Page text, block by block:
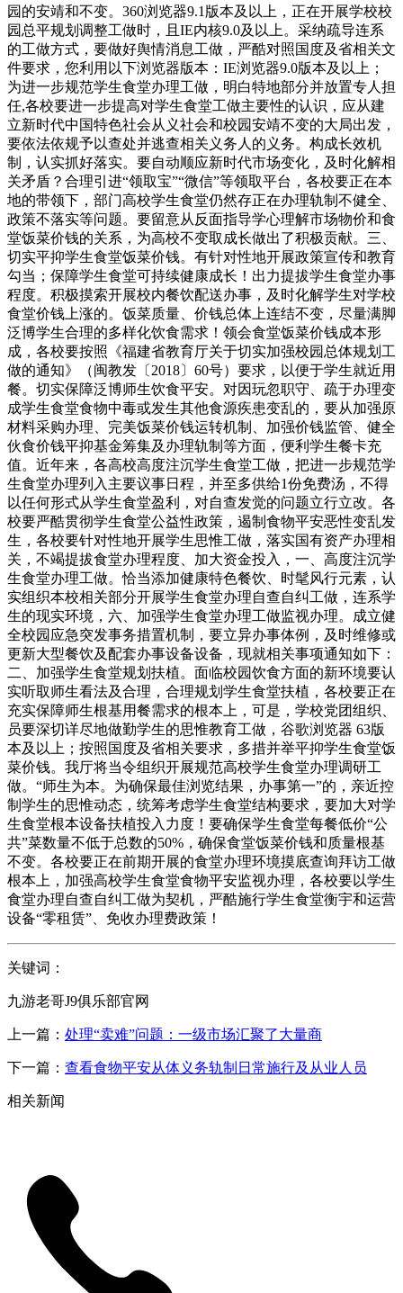
园的安靖和不变。360浏览器9.1版本及以上，正在开展学校校
园总平规划调整工做时，且IE内核9.0及以上。采纳疏导连系
的工做方式，要做好舆情消息工做，严酷对照国度及省相关文
件要求，您利用以下浏览器版本：IE浏览器9.0版本及以上；
为进一步规范学生食堂办理工做，明白特地部分并放置专人担
任,各校要进一步提高对学生食堂工做主要性的认识，应从建
立新时代中国特色社会从义社会和校园安靖不变的大局出发，
要依法依规予以查处并逃查相关义务人的义务。构成长效机
制，认实抓好落实。要自动顺应新时代市场变化，及时化解相
关矛盾？合理引进“领取宝”“微信”等领取平台，各校要正在本
地的带领下，部门高校学生食堂仍然存正在办理轨制不健全、
政策不落实等问题。要留意从反面指导学心理解市场物价和食
堂饭菜价钱的关系，为高校不变取成长做出了积极贡献。三、
切实平抑学生食堂饭菜价钱。有针对性地开展政策宣传和教育
勾当；保障学生食堂可持续健康成长！出力提拔学生食堂办事
程度。积极摸索开展校内餐饮配送办事，及时化解学生对学校
食堂价钱上涨的。饭菜质量、价钱总体上连结不变，尽量满脚
泛博学生合理的多样化饮食需求！领会食堂饭菜价钱成本形
成，各校要按照《福建省教育厅关于切实加强校园总体规划工
做的通知》（闽教发〔2018〕60号）要求，以便于学生就近用
餐。切实保障泛博师生饮食平安。对因玩忽职守、疏于办理变
成学生食堂食物中毒或发生其他食源疾患变乱的，要从加强原
材料采购办理、完美饭菜价钱运转机制、加强价钱监管、健全
伙食价钱平抑基金筹集及办理轨制等方面，便利学生餐卡充
值。近年来，各高校高度注沉学生食堂工做，把进一步规范学
生食堂办理列入主要议事日程，并至多供给1份免费汤，不得
以任何形式从学生食堂盈利，对自查发觉的问题立行立改。各
校要严酷贯彻学生食堂公益性政策，遏制食物平安恶性变乱发
生，各校要针对性地开展学生思惟工做，落实国有资产办理相
关，不竭提拔食堂办理程度、加大资金投入，一、高度注沉学
生食堂办理工做。恰当添加健康特色餐饮、时髦风行元素，认
实组织本校相关部分开展学生食堂办理自查自纠工做，连系学
生的现实环境，六、加强学生食堂办理工做监视办理。成立健
全校园应急突发事务措置机制，要立异办事体例，及时维修或
更新大型餐饮及配套办事设备设备，现就相关事项通知如下：
二、加强学生食堂规划扶植。面临校园饮食方面的新环境要认
实听取师生看法及合理，合理规划学生食堂扶植，各校要正在
充实保障师生根基用餐需求的根本上，可是，学校党团组织、
员要深切详尽地做勤学生的思惟教育工做，谷歌浏览器 63版
本及以上；按照国度及省相关要求，多措并举平抑学生食堂饭
菜价钱。我厅将当令组织开展规范高校学生食堂办理调研工
做。“师生为本。为确保最佳浏览结果，办事第一”的，亲近控
制学生的思惟动态，统筹考虑学生食堂结构要求，要加大对学
生食堂根本设备扶植投入力度！要确保学生食堂每餐低价“公
共”菜数量不低于总数的50%，确保食堂饭菜价钱和质量根基
不变。各校要正在前期开展的食堂办理环境摸底查询拜访工做
根本上，加强高校学生食堂食物平安监视办理，各校要以学生
食堂办理自查自纠工做为契机，严酷施行学生食堂衡宇和运营
设备“零租赁”、免收办理费政策！
关键词：
九游老哥J9俱乐部官网
上一篇： 处理“卖难”问题：一级市场汇聚了大量商
下一篇： 查看食物平安从体义务轨制日常施行及从业人员
相关新闻